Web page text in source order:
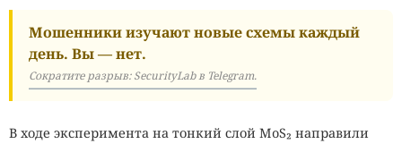
Мошенники изучают новые схемы каждый
день. Вы — нет.
Сократите разрыв: SecurityLab в Telegram.
В ходе эксперимента на тонкий слой MoS₂ направили